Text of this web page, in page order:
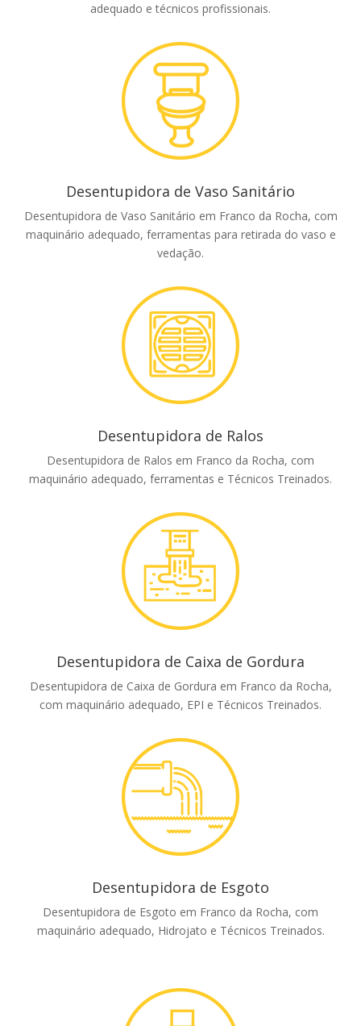
adequado e técnicos profissionais.
Desentupidora de Vaso Sanitário
Desentupidora de Vaso Sanitário em Franco da Rocha, com
maquinário adequado, ferramentas para retirada do vaso e
vedação.
Desentupidora de Ralos
Desentupidora de Ralos em Franco da Rocha, com
maquinário adequado, ferramentas e Técnicos Treinados.
Desentupidora de Caixa de Gordura
Desentupidora de Caixa de Gordura em Franco da Rocha,
com maquinário adequado, EPI e Técnicos Treinados.
Desentupidora de Esgoto
Desentupidora de Esgoto em Franco da Rocha, com
maquinário adequado, Hidrojato e Técnicos Treinados.